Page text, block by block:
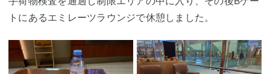
トにあるエミレーツラウンジで休憩しました。